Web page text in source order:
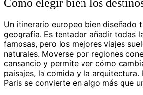
Cómo elegir bien los
Un itinerario europeo bien diseñado
geografía. Es tentador añadir todas
famosas, pero los mejores viajes
naturales. Moverse por regiones
cansancio y permite ver cómo
paisajes, la comida y la arquitectura.
Paris se convierte en algo más que